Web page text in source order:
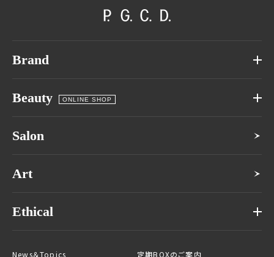
Brand
Beauty ONLINE SHOP
Salon
Art
Ethical
News＆Topics 定期BOXのご案内